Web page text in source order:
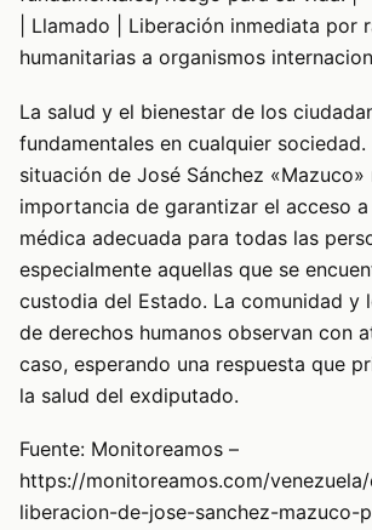
| Llamado | Liberación inmediata por
humanitarias a organismos
La salud y el bienestar de los
fundamentales en cualquier sociedad.
situación de José Sánchez «Mazuco»
importancia de garantizar el acceso
médica adecuada para todas las
especialmente aquellas que se
custodia del Estado. La comunidad y
de derechos humanos observan con
caso, esperando una respuesta que
la salud del exdiputado.
Fuente: Monitoreamos –
https://monitoreamos.com/
liberacion-de-jose-sanchez-mazuco-